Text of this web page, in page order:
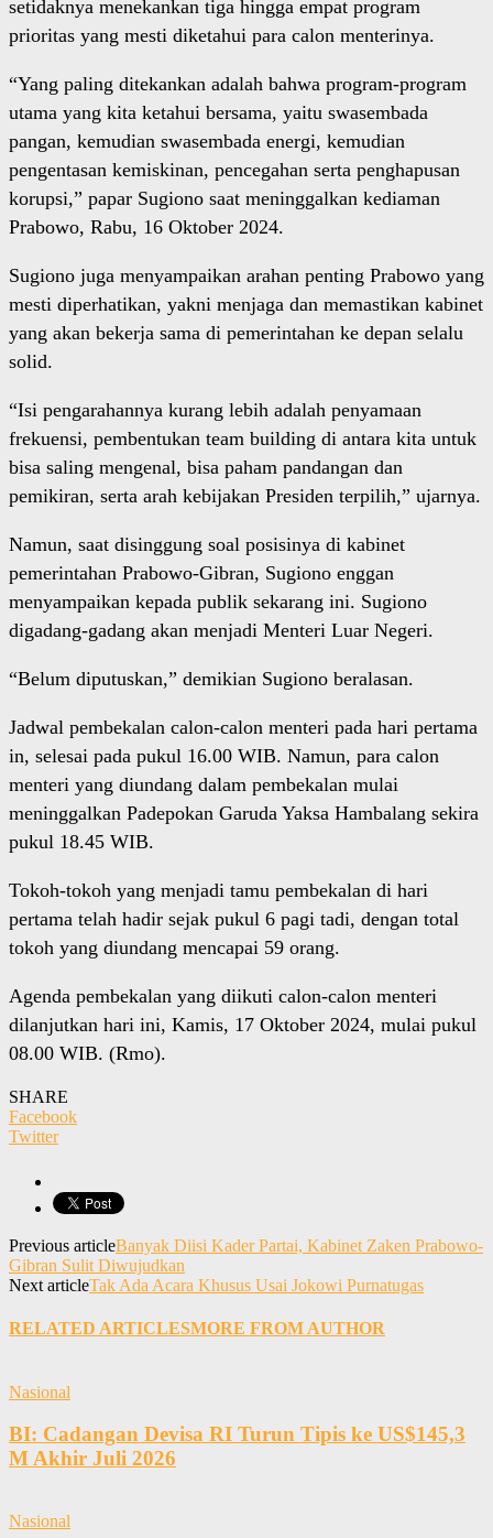
setidaknya menekankan tiga hingga empat program
prioritas yang mesti diketahui para calon menterinya.
“Yang paling ditekankan adalah bahwa program-program
utama yang kita ketahui bersama, yaitu swasembada
pangan, kemudian swasembada energi, kemudian
pengentasan kemiskinan, pencegahan serta penghapusan
korupsi,” papar Sugiono saat meninggalkan kediaman
Prabowo, Rabu, 16 Oktober 2024.
Sugiono juga menyampaikan arahan penting Prabowo yang
mesti diperhatikan, yakni menjaga dan memastikan kabinet
yang akan bekerja sama di pemerintahan ke depan selalu
solid.
“Isi pengarahannya kurang lebih adalah penyamaan
frekuensi, pembentukan team building di antara kita untuk
bisa saling mengenal, bisa paham pandangan dan
pemikiran, serta arah kebijakan Presiden terpilih,” ujarnya.
Namun, saat disinggung soal posisinya di kabinet
pemerintahan Prabowo-Gibran, Sugiono enggan
menyampaikan kepada publik sekarang ini. Sugiono
digadang-gadang akan menjadi Menteri Luar Negeri.
“Belum diputuskan,” demikian Sugiono beralasan.
Jadwal pembekalan calon-calon menteri pada hari pertama
in, selesai pada pukul 16.00 WIB. Namun, para calon
menteri yang diundang dalam pembekalan mulai
meninggalkan Padepokan Garuda Yaksa Hambalang sekira
pukul 18.45 WIB.
Tokoh-tokoh yang menjadi tamu pembekalan di hari
pertama telah hadir sejak pukul 6 pagi tadi, dengan total
tokoh yang diundang mencapai 59 orang.
Agenda pembekalan yang diikuti calon-calon menteri
dilanjutkan hari ini, Kamis, 17 Oktober 2024, mulai pukul
08.00 WIB. (Rmo).
SHARE
Facebook
Twitter
Previous articleBanyak Diisi Kader Partai, Kabinet Zaken Prabowo-
Gibran Sulit Diwujudkan
Next articleTak Ada Acara Khusus Usai Jokowi Purnatugas
RELATED ARTICLESMORE FROM AUTHOR
Nasional
BI: Cadangan Devisa RI Turun Tipis ke US$145,3
M Akhir Juli 2026
Nasional